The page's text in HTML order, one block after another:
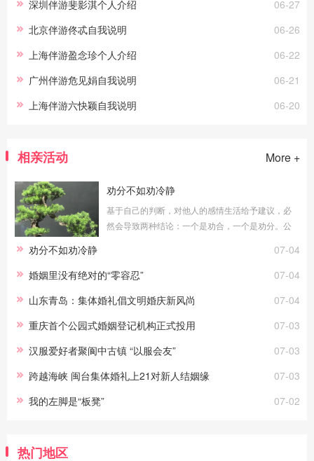
06-27
深圳伴游斐影淇个人介绍
06-26
北京伴游佟忒自我说明
06-22
上海伴游盈念珍个人介绍
06-21
广州伴游危见娟自我说明
06-20
上海伴游六快颖自我说明
相亲活动 More +
劝分不如劝冷静
基于自己的判断，对他人的感情生活给予建议，必
然会导致两种结论：一个是劝合，一个是劝分。公
07-04
劝分不如劝冷静
07-04
婚姻里没有绝对的“零容忍”
07-04
山东青岛：集体婚礼倡文明婚庆新风尚
07-03
重庆首个公园式婚姻登记机构正式投用
07-03
汉服爱好者聚阆中古镇 “以服会友”
07-03
跨越海峡 闽台集体婚礼上21对新人结姻缘
07-02
我的左脚是“板凳”
热门地区